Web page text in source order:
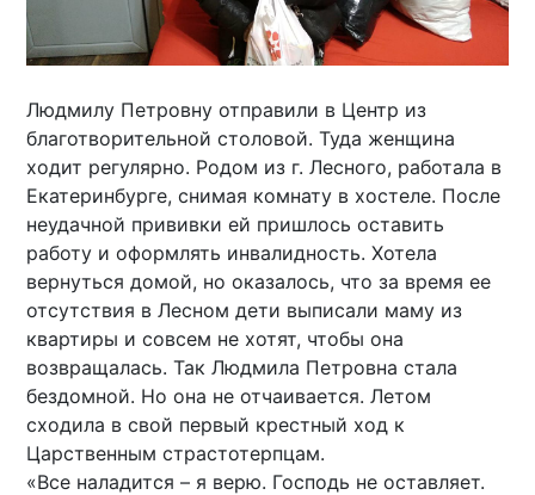
Людмилу Петровну отправили в Центр из
благотворительной столовой. Туда женщина
ходит регулярно. Родом из г. Лесного, работала в
Екатеринбурге, снимая комнату в хостеле. После
неудачной прививки ей пришлось оставить
работу и оформлять инвалидность. Хотела
вернуться домой, но оказалось, что за время ее
отсутствия в Лесном дети выписали маму из
квартиры и совсем не хотят, чтобы она
возвращалась. Так Людмила Петровна стала
бездомной. Но она не отчаивается. Летом
сходила в свой первый крестный ход к
Царственным страстотерпцам.
«Все наладится – я верю. Господь не оставляет.